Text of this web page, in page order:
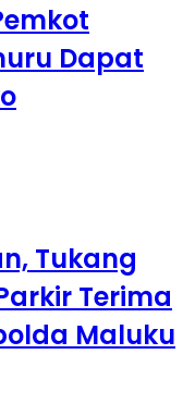
Dapat
Tukang
Terima
Maluku